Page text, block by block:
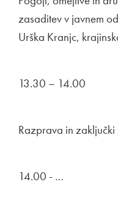
zasaditev v javnem
Urška Kranjc,
13.30 – 14.00
Razprava in zaključki
14.00 - …